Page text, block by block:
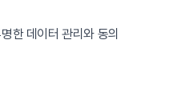
한 데이터 관리와 동의